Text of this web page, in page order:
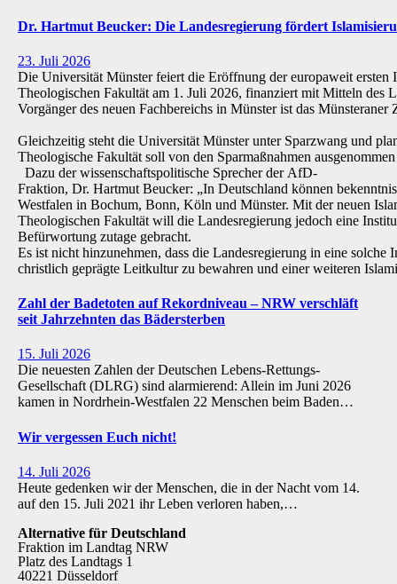
Dr. Hartmut Beucker: Die Landesregierung fördert
23. Juli 2026
Die Universität Münster feiert die Eröffnung der europaweit ersten
Theologischen Fakultät am 1. Juli 2026, finanziert mit Mitteln des
Vorgänger des neuen Fachbereichs in Münster ist das
Gleichzeitig steht die Universität Münster unter Sparzwang und
Theologische Fakultät soll von den Sparmaßnahmen
Dazu der wissenschaftspolitische Sprecher der AfD-
Fraktion, Dr. Hartmut Beucker: „In Deutschland können
Westfalen in Bochum, Bonn, Köln und Münster. Mit der neuen
Theologischen Fakultät will die Landesregierung jedoch eine
Befürwortung zutage gebracht.
Es ist nicht hinzunehmen, dass die Landesregierung in eine
christlich geprägte Leitkultur zu bewahren und einer weiteren
Zahl der Badetoten auf Rekordniveau – NRW verschläft
seit Jahrzehnten das Bädersterben
15. Juli 2026
Die neuesten Zahlen der Deutschen Lebens-Rettungs-
Gesellschaft (DLRG) sind alarmierend: Allein im Juni 2026
kamen in Nordrhein-Westfalen 22 Menschen beim Baden…
Wir vergessen Euch nicht!
14. Juli 2026
Heute gedenken wir der Menschen, die in der Nacht vom 14.
auf den 15. Juli 2021 ihr Leben verloren haben,…
Alternative für Deutschland
Fraktion im Landtag NRW
Platz des Landtags 1
40221 Düsseldorf